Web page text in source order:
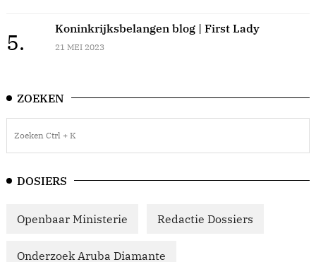
5.
Koninkrijksbelangen blog | First Lady
21 MEI 2023
ZOEKEN
DOSIERS
Openbaar Ministerie Redactie Dossiers
Onderzoek Aruba Diamante